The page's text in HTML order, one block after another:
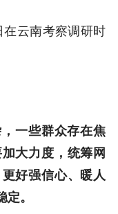
在云南考察调研时
一些群众存在焦
大力度，统筹网
好强信心、暖人
。